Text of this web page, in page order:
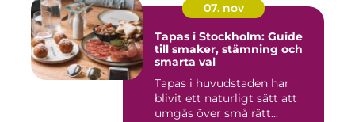
07. nov
Tapas i Stockholm: Guide
till smaker, stämning och
smarta val
Tapas i huvudstaden har
blivit ett naturligt sätt att
umgås över små rätt...